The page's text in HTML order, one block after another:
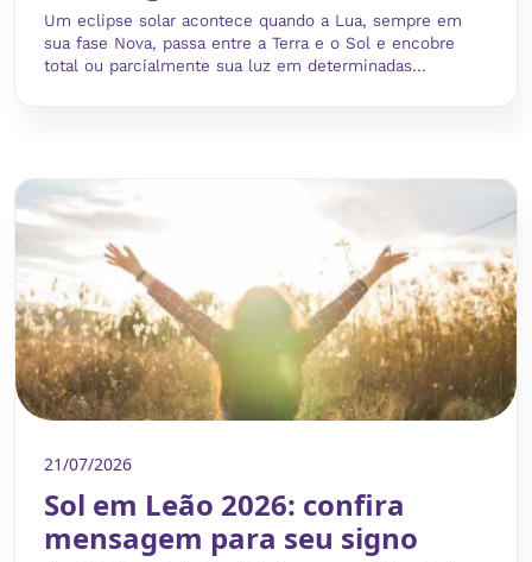
Um eclipse solar acontece quando a Lua, sempre em
sua fase Nova, passa entre a Terra e o Sol e encobre
total ou parcialmente sua luz em determinadas...
21/07/2026
Sol em Leão 2026: confira
mensagem para seu signo